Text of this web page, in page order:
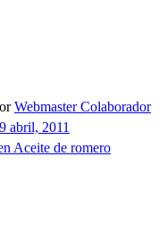
Webmaster Colaborador
abril, 2011
Aceite de romero